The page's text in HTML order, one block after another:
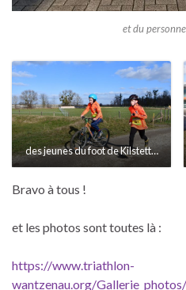
et du
des jeunes du foot de Kilstett…
Bravo à tous !
et les photos sont toutes là :
https://www.triathlon-
wantzenau.org/